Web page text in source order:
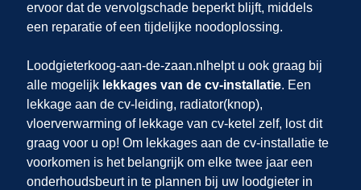
ervoor dat de vervolgschade beperkt blijft, middels
een reparatie of een tijdelijke noodoplossing.
Loodgieterkoog-aan-de-zaan.nl helpt u ook graag bij
alle mogelijk lekkages van de cv-installatie. Een
lekkage aan de cv-leiding, radiator(knop),
vloerverwarming of lekkage van cv-ketel zelf, lost dit
graag voor u op! Om lekkages aan de cv-installatie te
voorkomen is het belangrijk om elke twee jaar een
onderhoudsbeurt in te plannen bij uw loodgieter in